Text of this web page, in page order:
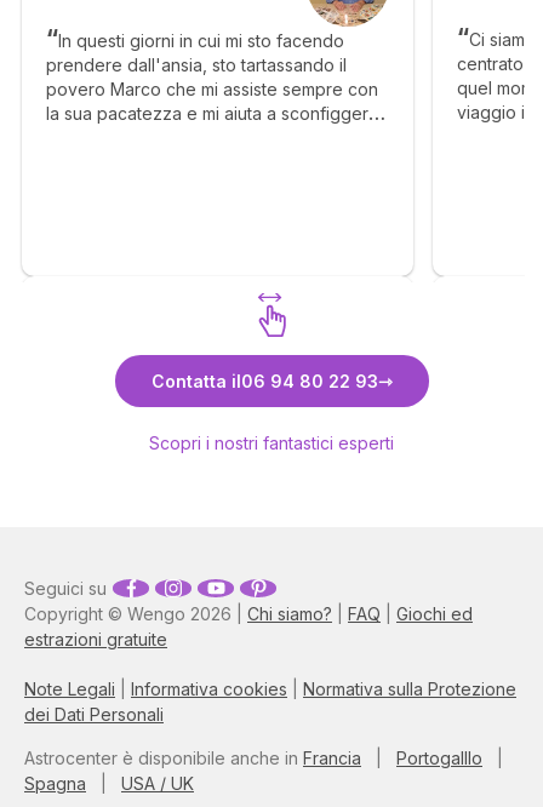
In questi giorni in cui mi sto facendo
prendere dall'ansia, sto tartassando il
povero Marco che mi assiste sempre con
la sua pacatezza e mi aiuta a sconfiggere
glaciale. Tuttavia ci sono stati, quindi super
riscontro per lui. Bravissimo
Ci
centrato
quel
viaggio
Contatta il06 94 80 22 93
Scopri i nostri fantastici esperti
Copyright © Wengo 2026 | Chi siamo? FAQ
Giochi ed
estrazioni gratuite
Note Legali Informativa cookies
Normativa sulla Protezione
dei Dati Personali
Seguici su
Astrocenter è disponibile anche in Francia Portogalllo
Spagna
USA / UK